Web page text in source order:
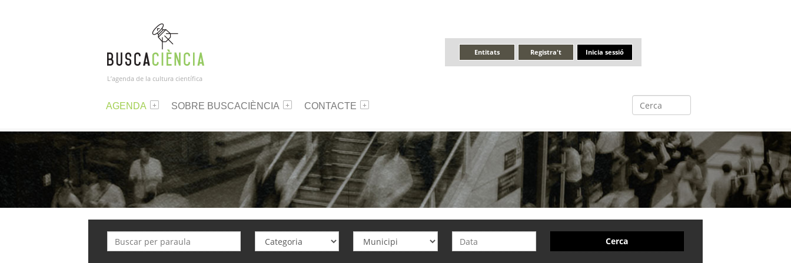
L’agenda de la cultura científica
Inicia sessió
Registra't
Entitats
AGENDA SOBRE BUSCACIÈNCIA CONTACTE
Cerca